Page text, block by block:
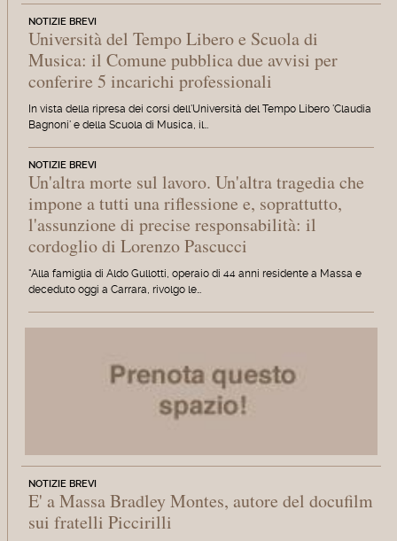
NOTIZIE BREVI
Università del Tempo Libero e Scuola di
Musica: il Comune pubblica due avvisi per
conferire 5 incarichi professionali
In vista della ripresa dei corsi dell'Università del Tempo Libero 'Claudia
Bagnoni' e della Scuola di Musica, il…
NOTIZIE BREVI
Un'altra morte sul lavoro. Un'altra tragedia che
impone a tutti una riflessione e, soprattutto,
l'assunzione di precise responsabilità: il
cordoglio di Lorenzo Pascucci
"Alla famiglia di Aldo Gullotti, operaio di 44 anni residente a Massa e
deceduto oggi a Carrara, rivolgo le…
NOTIZIE BREVI
E' a Massa Bradley Montes, autore del docufilm
sui fratelli Piccirilli